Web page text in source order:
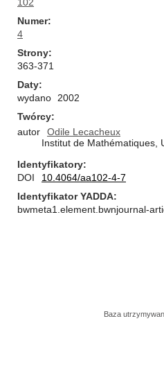
Numer
4
Strony
363-371
Daty
wydano
2002
Twórcy
autor
Odile Lecacheux
Institut de Mathématiques,
Identyfikatory
DOI
10.4064/aa102-4-7
Identyfikator YADDA
bwmeta1.element.bwnjournal-
Baza